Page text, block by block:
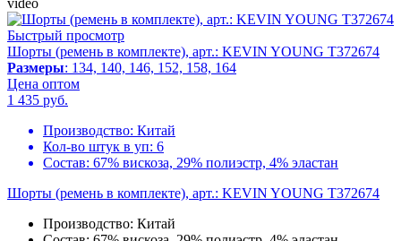
video
Быстрый просмотр
Шорты (ремень в комплекте), арт.: KEVIN YOUNG T372674
Размеры: 134, 140, 146, 152, 158, 164
Цена оптом
1 435 руб.
Производство: Китай
Кол-во штук в уп: 6
Состав: 67% вискоза, 29% полиэстр, 4% эластан
Шорты (ремень в комплекте), арт.: KEVIN YOUNG T372674
Производство: Китай